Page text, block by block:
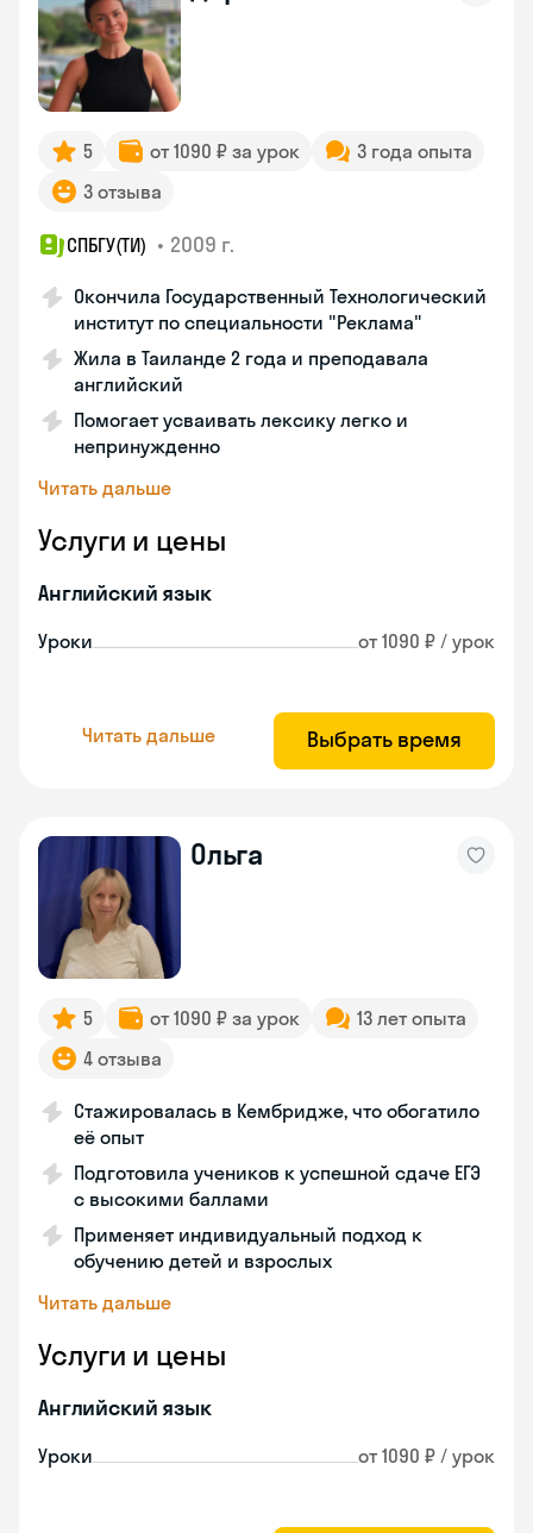
5 от 1090 ₽ за урок
3 года опыта
3 отзыва
СПБГУ(ТИ) • 2009 г.
Окончила Государственный Технологический
институт по специальности "Реклама"
Жила в Таиланде 2 года и преподавала
английский
Помогает усваивать лексику легко и
непринужденно
Читать дальше
Услуги и цены
Английский язык
Уроки от 1090 ₽ / урок
Читать дальше Выбрать время
Ольга
5 от 1090 ₽ за урок
13 лет опыта
4 отзыва
Стажировалась в Кембридже, что обогатило
её опыт
Подготовила учеников к успешной сдаче ЕГЭ
с высокими баллами
Применяет индивидуальный подход к
обучению детей и взрослых
Читать дальше
Услуги и цены
Английский язык
Уроки от 1090 ₽ / урок